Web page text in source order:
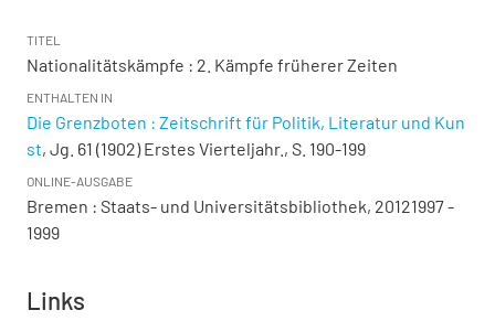
TITEL
Nationalitätskämpfe : 2. Kämpfe früherer Zeiten
ENTHALTEN IN
Die Grenzboten : Zeitschrift für Politik, Literatur und Kun
st, Jg. 61 (1902) Erstes Vierteljahr., S. 190-199
ONLINE-AUSGABE
Bremen : Staats- und Universitätsbibliothek, 20121997 -
1999
Links